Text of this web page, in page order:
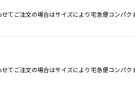
てご注文の場合はサイズにより宅急便コンパ
てご注文の場合はサイズにより宅急便コンパ